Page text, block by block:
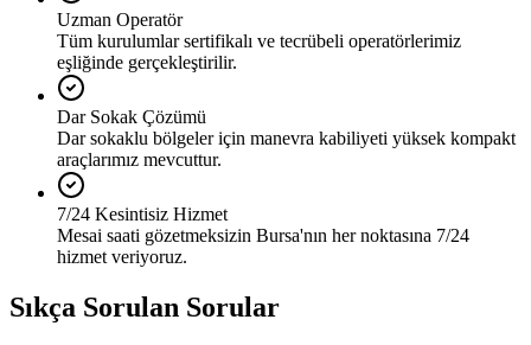
Uzman Operatör
Tüm kurulumlar sertifikalı ve tecrübeli operatörlerimiz
eşliğinde gerçekleştirilir.
Dar Sokak Çözümü
Dar sokaklu bölgeler için manevra kabiliyeti yüksek kompakt
araçlarımız mevcuttur.
7/24 Kesintisiz Hizmet
Mesai saati gözetmeksizin Bursa'nın her noktasına 7/24
hizmet veriyoruz.
Sıkça Sorulan Sorular